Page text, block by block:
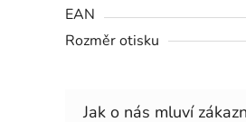
EAN
Rozměr otisku